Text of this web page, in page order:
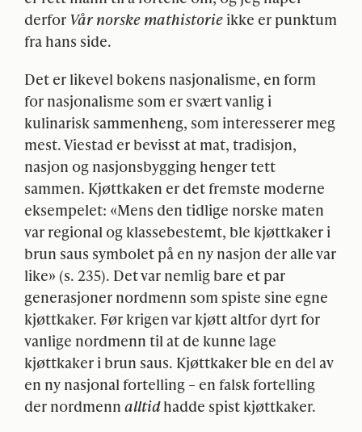
derfor Vår norske mathistorie ikke er punktum
fra hans side.
Det er likevel bokens nasjonalisme, en form
for nasjonalisme som er svært vanlig i
kulinarisk sammenheng, som interesserer meg
mest. Viestad er bevisst at mat, tradisjon,
nasjon og nasjonsbygging henger tett
sammen. Kjøttkaken er det fremste moderne
eksempelet: «Mens den tidlige norske maten
var regional og klassebestemt, ble kjøttkaker i
brun saus symbolet på en ny nasjon der alle var
like» (s. 235). Det var nemlig bare et par
generasjoner nordmenn som spiste sine egne
kjøttkaker. Før krigen var kjøtt altfor dyrt for
vanlige nordmenn til at de kunne lage
kjøttkaker i brun saus. Kjøttkaker ble en del av
en ny nasjonal fortelling – en falsk fortelling
der nordmenn alltidhadde spist kjøttkaker.